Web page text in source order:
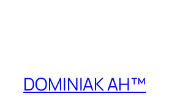
DOMINIAK AH™